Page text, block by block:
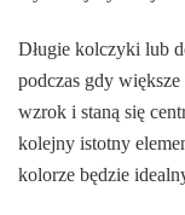
Długie kolczyki lub
podczas gdy
wzrok i staną się
kolejny istotny
kolorze będzie